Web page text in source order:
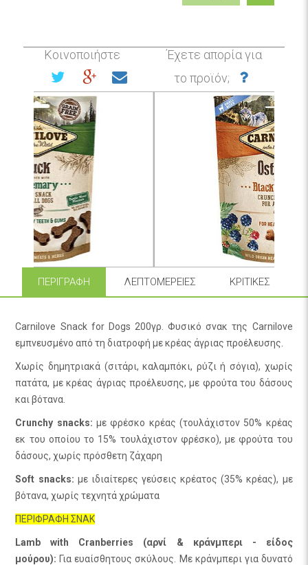
Κοινοποιήστε
Έχετε απορία για
το προϊόν;
ΠΕΡΙΓΡΑΦΉ ΛΕΠΤΟΜΈΡΕΙΕΣ ΚΡΙΤΙΚΈΣ
Carnilove Snack for Dogs 200γρ. Φυσικό σνακ της Carnilove
εμπνευσμένο από τη διατροφή με κρέας άγριας προέλευσης.
Χωρίς δημητριακά (σιτάρι, καλαμπόκι, ρύζι ή σόγια), χωρίς
πατάτα, με κρέας άγριας προέλευσης, με φρούτα του δάσους
και βότανα.
Crunchy snacks:με φρέσκο κρέας (τουλάχιστον 50% κρέας
εκ του οποίου το 15% τουλάχιστον φρέσκο), με φρούτα του
δάσους, χωρίς πρόσθετη ζάχαρη
Soft snacks: με ιδιαίτερες γεύσεις κρέατος (35% κρέας), με
βότανα, χωρίς τεχνητά χρώματα
ΠΕΡΙΦΡΑΦΗ ΣΝΑΚ
Lamb with Cranberries (αρνί & κράνμπερι - είδος
μούρου): Για ευαίσθητους σκύλους. Με κράνμπερι για δυνατό